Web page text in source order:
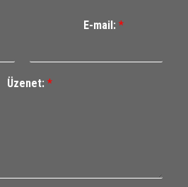
E-mail: *
Üzenet: *